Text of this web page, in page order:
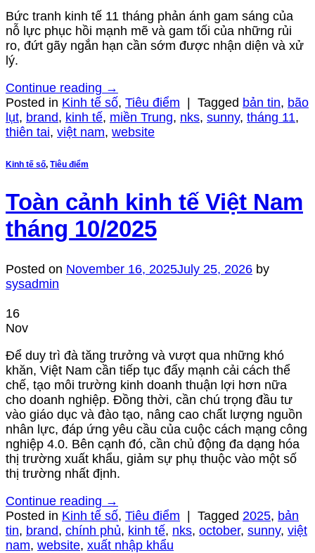
Bức tranh kinh tế 11 tháng phản ánh gam sáng của
nỗ lực phục hồi mạnh mẽ và gam tối của những rủi
ro, đứt gãy ngắn hạn cần sớm được nhận diện và xử
lý.
Continue reading →
Posted in Kinh tế số, Tiêu điểm Tagged bản tin, bão
lụt, brand, kinh tế, miền Trung, nks, sunny, tháng 11,
thiên tai, việt nam, website
Kinh tế số, Tiêu điểm
Toàn cảnh kinh tế Việt Nam
tháng 10/2025
Posted on November 16, 2025July 25, 2026 by
sysadmin
16
Nov
Để duy trì đà tăng trưởng và vượt qua những khó
khăn, Việt Nam cần tiếp tục đẩy mạnh cải cách thể
chế, tạo môi trường kinh doanh thuận lợi hơn nữa
cho doanh nghiệp. Đồng thời, cần chú trọng đầu tư
vào giáo dục và đào tạo, nâng cao chất lượng nguồn
nhân lực, đáp ứng yêu cầu của cuộc cách mạng công
nghiệp 4.0. Bên cạnh đó, cần chủ động đa dạng hóa
thị trường xuất khẩu, giảm sự phụ thuộc vào một số
thị trường nhất định.
Continue reading →
Posted in Kinh tế số, Tiêu điểm | Tagged 2025, bản
tin, brand, chính phủ, kinh tế, nks, october, sunny, việt
nam, website, xuất nhập khẩu